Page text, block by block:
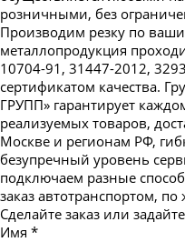
розничными, без
Производим резку по
металлопродукция
10704-91, 31447-2012,
сертификатом качества.
ГРУПП» гарантирует
реализуемых товаров,
Москве и регионам РФ,
безупречный уровень
подключаем разные
заказ автотранспортом,
Сделайте заказ или
Имя *